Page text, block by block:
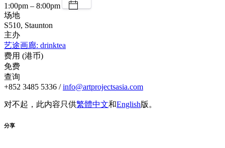
1:00pm – 8:00pm
场地
S510, Staunton
主办
艺途画廊: drinktea
费用 (港币)
免费
查询
+852 3485 5336 /info@artprojectsasia.com
对不起，此内容只供繁體中文和English版。
分享